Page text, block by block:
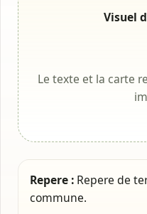
Visuel
Le texte et la carte
Repere : Repere de
commune.